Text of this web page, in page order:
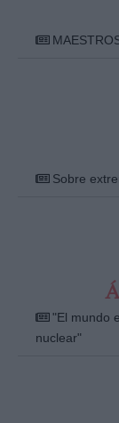
Sobre
"El mundo
nuclear"